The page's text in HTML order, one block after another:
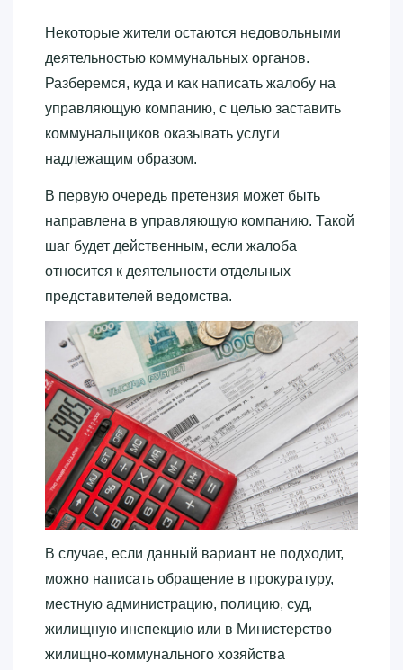
Некоторые жители остаются недовольными
деятельностью коммунальных органов.
Разберемся, куда и как написать жалобу на
управляющую компанию, с целью заставить
коммунальщиков оказывать услуги
надлежащим образом.
В первую очередь претензия может быть
направлена в управляющую компанию. Такой
шаг будет действенным, если жалоба
относится к деятельности отдельных
представителей ведомства.
В случае, если данный вариант не подходит,
можно написать обращение в прокуратуру,
местную администрацию, полицию, суд,
жилищную инспекцию или в Министерство
жилищно-коммунального хозяйства